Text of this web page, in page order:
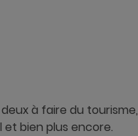
à faire du tourisme,
bien plus encore.